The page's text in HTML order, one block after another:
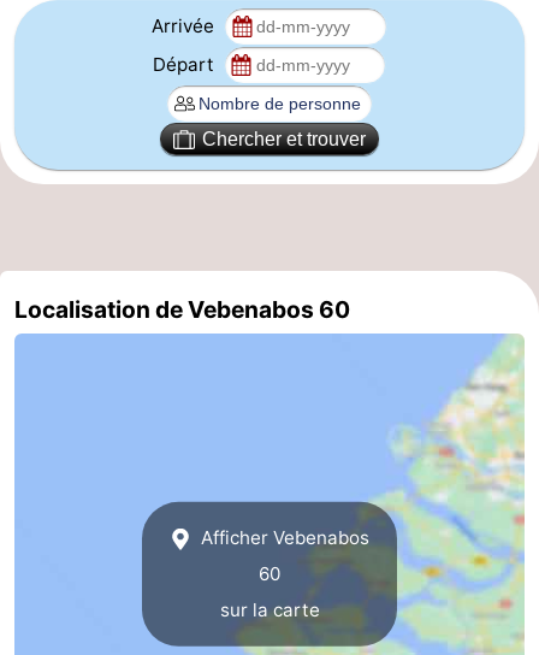
Terrains
golf
-
Sportive
Equitation
Conduite
manger
Pratiques
Stationnement
Arrivée
Départ
Chercher et trouver
Localisation de Vebenabos 60
Afficher Vebenabos
60
sur la carte